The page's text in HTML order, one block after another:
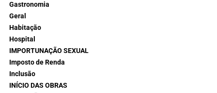
Gastronomia
Geral
Habitação
Hospital
IMPORTUNAÇÃO SEXUAL
Imposto de Renda
Inclusão
INÍCIO DAS OBRAS